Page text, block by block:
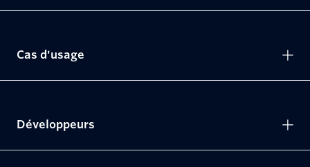
Cas d'usage
Développeurs